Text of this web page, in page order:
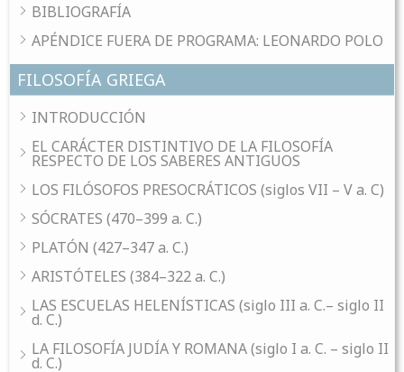
BIBLIOGRAFÍA
APÉNDICE FUERA DE PROGRAMA: LEONARDO POLO
FILOSOFÍA GRIEGA
INTRODUCCIÓN
EL CARÁCTER DISTINTIVO DE LA FILOSOFÍA
RESPECTO DE LOS SABERES ANTIGUOS
LOS FILÓSOFOS PRESOCRÁTICOS (siglos VII – V a. C)
SÓCRATES (470–399 a. C.)
PLATÓN (427–347 a. C.)
ARISTÓTELES (384–322 a. C.)
LAS ESCUELAS HELENÍSTICAS (siglo III a. C.– siglo II
d. C.)
LA FILOSOFÍA JUDÍA Y ROMANA (siglo I a. C. – siglo II
d. C.)